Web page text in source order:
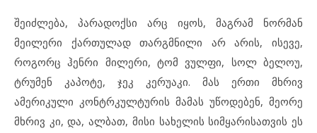
შეიძლება, პარადოქსი არც იყოს, მაგრამ ნორმან
მეილერი ქართულად თარგმნილი არ არის, ისევე,
როგორც ჰენრი მილერი, ტომ ვულფი, სოლ ბელოუ,
ტრუმენ კაპოტე, ჯეკ კერუაკი. მას ერთი მხრივ
ამერიკული კონტრკულტურის მამას უწოდებენ, მეორე
მხრივ კი, და, ალბათ, მისი სახელის სიმყარისათვის ეს